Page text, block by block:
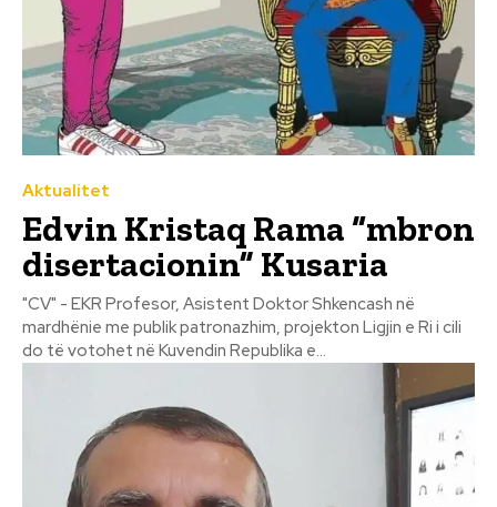
Aktualitet
Edvin Kristaq Rama “mbron
disertacionin” Kusaria
"CV" - EKR Profesor, Asistent Doktor Shkencash në
mardhënie me publik patronazhim, projekton Ligjin e Ri i cili
do të votohet në Kuvendin Republika e...